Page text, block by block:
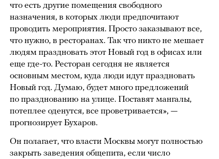
что есть другие помещения свободного
назначения, в которых люди предпочитают
проводить мероприятия. Просто заказывают все,
что нужно, в ресторанах. Так что никто не мешает
людям праздновать этот Новый год в офисах или
еще где-то. Ресторан сегодня не является
основным местом, куда люди идут праздновать
Новый год. Думаю, будет много предложений
по празднованию на улице. Поставят мангалы,
потеплее оденутся, все проветривается», —
прогнозирует Бухаров.
Он полагает, что власти Москвы могут полностью
закрыть заведения общепита, если число